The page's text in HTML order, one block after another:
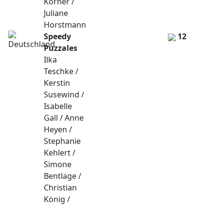
Juliane
Horstmann
Speedy
Puzzales
Ilka
Teschke /
Kerstin
Susewind /
Isabelle
Gall / Anne
Heyen /
Stephanie
Kehlert /
Simone
Bentlage /
Christian
König /
12